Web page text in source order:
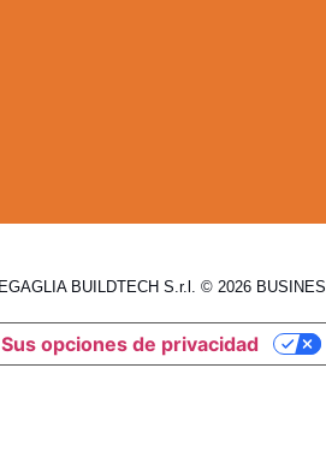
BUILDTECH S.r.l. © 2026
Sus opciones de privacidad